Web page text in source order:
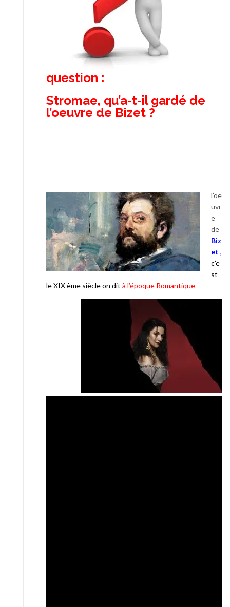
question :
Stromae, qu’a-t-il gardé de
l’oeuvre de Bizet ?
l’oe
uvr
e
de
Biz
et ,
c’e
st
le XIX ème siècle on dit à l’époque Romantique